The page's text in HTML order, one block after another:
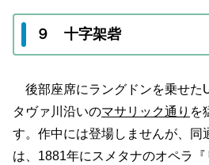
９ 十字架砦
後部座席にラングドンを乗せた
タヴァ川沿いのマサリック通り を
す。作中には登場しませんが、同
は、1881年にスメタナのオペラ